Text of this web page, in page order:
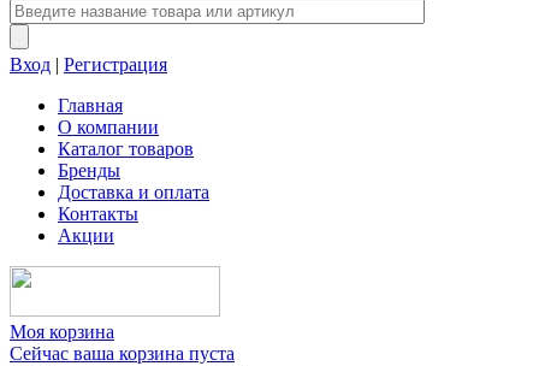
Вход | Регистрация
Главная
О компании
Каталог товаров
Бренды
Доставка и оплата
Контакты
Акции
Моя корзина
Сейчас ваша корзина пуста